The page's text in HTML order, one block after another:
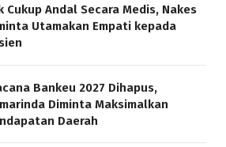
Cukup Andal Secara Medis, Nakes
Utamakan Empati kepada
Bankeu 2027 Dihapus,
Diminta Maksimalkan
Daerah